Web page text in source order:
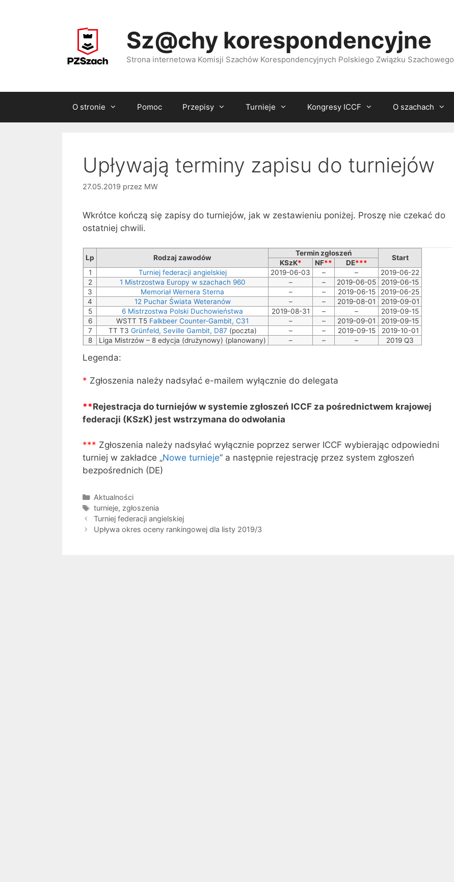
Sz@chy korespondencyjne
Strona internetowa Komisji Szachów Korespondencyjnych Polskiego Związku Szachowego
O stronie Pomoc Przepisy Turnieje Kongresy ICCF O szachach
Upływają terminy zapisu do turniejów
27.05.2019 przez MW
Wkrótce kończą się zapisy do turniejów, jak w zestawieniu poniżej. Proszę nie czekać do
ostatniej chwili.
Lp Rodzaj zawodów
Termin zgłoszeń
Start
KSzK* NF** DE***
1
Turniej federacji angielskiej 2019-06-03 – –
2019-06-22
2
1 Mistrzostwa Europy w szachach 960 – – 2019-06-05
2019-06-15
3
Memoriał Wernera Sterna – – 2019-06-15
2019-06-25
4
12 Puchar Świata Weteranów – – 2019-08-01
2019-09-01
5
6 Mistrzostwa Polski Duchowieństwa 2019-08-31 – –
2019-09-15
6
WSTT T5 Falkbeer Counter-Gambit, C31 – – 2019-09-01
2019-09-15
7
TT T3 Grünfeld, Seville Gambit, D87 (poczta) – – 2019-09-15
2019-10-01
8
Liga Mistrzów – 8 edycja (drużynowy) (planowany) – – – 2019 Q3
Legenda:
* Zgłoszenia należy nadsyłać e-mailem wyłącznie do delegata
**Rejestracja do turniejów w systemie zgłoszeń ICCF za pośrednictwem krajowej
federacji (KSzK) jest wstrzymana do odwołania
*** Zgłoszenia należy nadsyłać wyłącznie poprzez serwer ICCF wybierając odpowiedni
turniej w zakładce „Nowe turnieje” a następnie rejestrację przez system zgłoszeń
bezpośrednich (DE)
Kategorie
Aktualności
Tagi
turnieje, zgłoszenia
Turniej federacji angielskiej
Upływa okres oceny rankingowej dla listy 2019/3